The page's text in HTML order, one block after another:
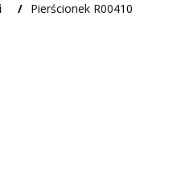
/ Pierścionek R00410